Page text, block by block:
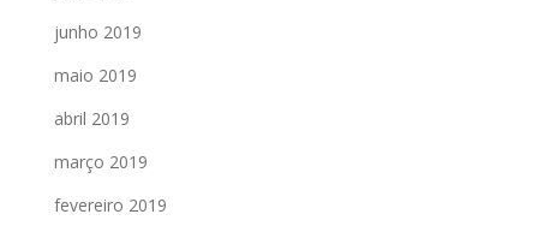
junho 2019
maio 2019
abril 2019
março 2019
fevereiro 2019